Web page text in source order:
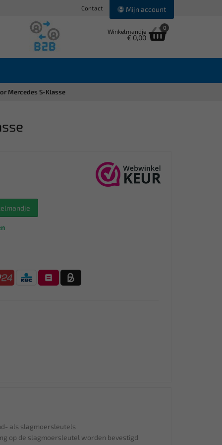
Contact Mijn account
Winkelmandje
€ 0,00
0
Mercedes S-Klasse
als slagmoersleutels
op de slagmoersleutel worden bevestigd